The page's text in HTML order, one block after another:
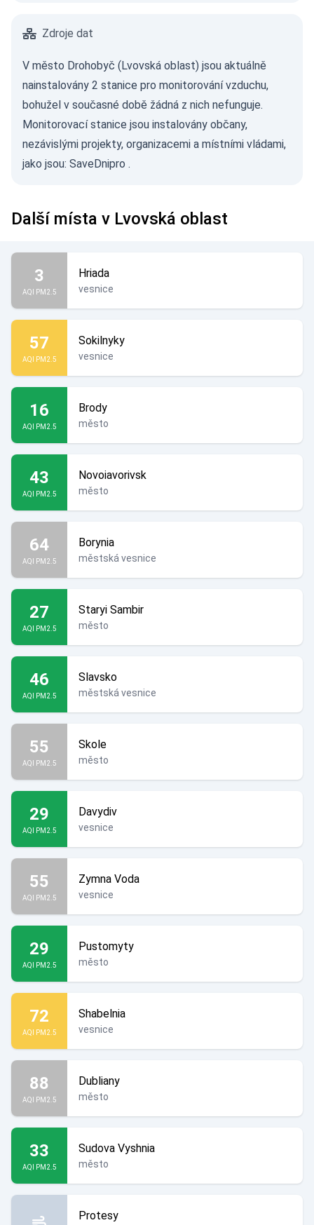
Zdroje dat
V město Drohobyč (Lvovská oblast) jsou aktuálně
nainstalovány 2 stanice pro monitorování vzduchu,
bohužel v současné době žádná z nich nefunguje.
Monitorovací stanice jsou instalovány občany,
nezávislými projekty, organizacemi a místními vládami,
jako jsou: SaveDnipro .
Další místa v Lvovská oblast
3
AQI PM2.5
Hriada
vesnice
57
AQI PM2.5
Sokilnyky
vesnice
16
AQI PM2.5
Brody
město
43
AQI PM2.5
Novoiavorivsk
město
64
AQI PM2.5
Borynia
městská vesnice
27
AQI PM2.5
Staryi Sambir
město
46
AQI PM2.5
Slavsko
městská vesnice
55
AQI PM2.5
Skole
město
29
AQI PM2.5
Davydiv
vesnice
55
AQI PM2.5
Zymna Voda
vesnice
29
AQI PM2.5
Pustomyty
město
72
AQI PM2.5
Shabelnia
vesnice
88
AQI PM2.5
Dubliany
město
33
AQI PM2.5
Sudova Vyshnia
město
Protesy